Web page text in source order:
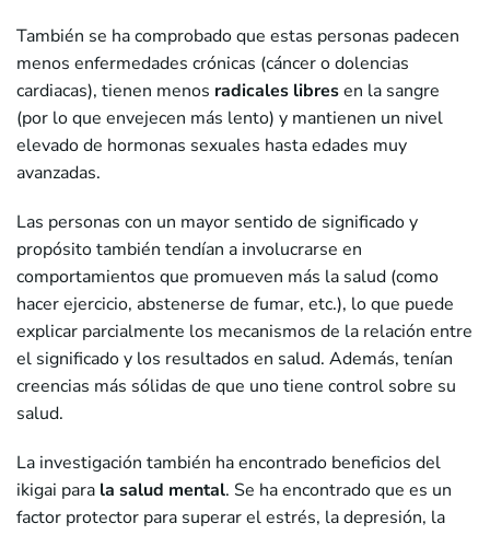
También se ha comprobado que estas personas padecen
menos enfermedades crónicas (cáncer o dolencias
cardiacas), tienen menos radicales libresen la sangre
(por lo que envejecen más lento) y mantienen un nivel
elevado de hormonas sexuales hasta edades muy
avanzadas.
Las personas con un mayor sentido de significado y
propósito también tendían a involucrarse en
comportamientos que promueven más la salud (como
hacer ejercicio, abstenerse de fumar, etc.), lo que puede
explicar parcialmente los mecanismos de la relación entre
el significado y los resultados en salud. Además, tenían
creencias más sólidas de que uno tiene control sobre su
salud.
La investigación también ha encontrado beneficios del
ikigai para la salud mental. Se ha encontrado que es un
factor protector para superar el estrés, la depresión, la